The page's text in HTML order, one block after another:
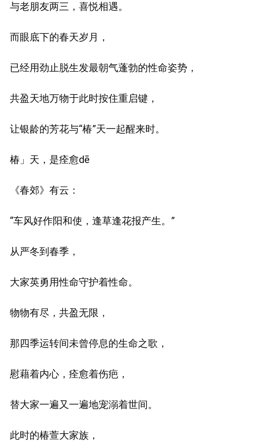
与老朋友两三，喜悦相遇。
而眼底下的春天岁月，
已经用劲止脱生发最朝气蓬勃的性命姿势，
共盈天地万物于此时按住重启键，
让银龄的芳花与“椿”天一起醒来时。
椿」天，是痊愈dē
《春郊》有云：
“车风好作阳和使，逢草逢花报产生。”
从严冬到春季，
大家英勇用性命守护着性命。
物物有尽，共盈无限，
那四季运转间未曾停息的生命之歌，
慰藉着内心，痊愈着伤疤，
替大家一遍又一遍地宠溺着世间。
此时的椿萱大家族，